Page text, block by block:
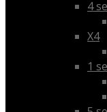
4
X4
1